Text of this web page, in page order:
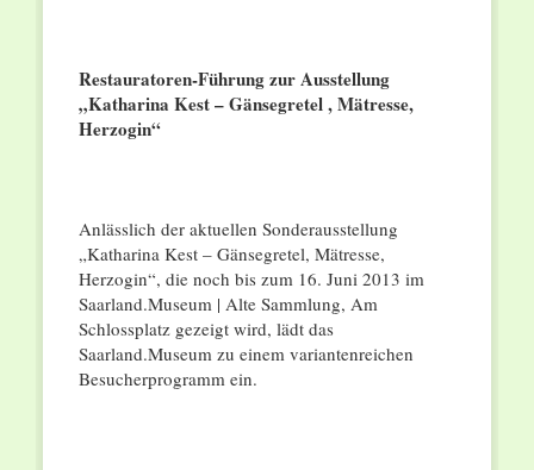
Restauratoren-Führung zur Ausstellung
„Katharina Kest – Gänsegretel , Mätresse,
Herzogin“
Anlässlich der aktuellen Sonderausstellung
„Katharina Kest – Gänsegretel, Mätresse,
Herzogin“, die noch bis zum 16. Juni 2013 im
Saarland.Museum | Alte Sammlung, Am
Schlossplatz gezeigt wird, lädt das
Saarland.Museum zu einem variantenreichen
Besucherprogramm ein.